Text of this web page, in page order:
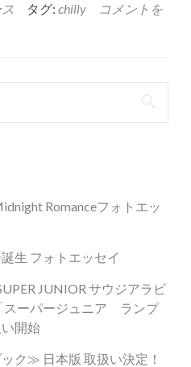
タグ: chilly
コメントを
Romanceフォトエッ
生 フォトエッセイ
JUNIOR サウジアラビ
スーパージュニア ランプ
開始
ク≫ 日本版 取扱い決定！